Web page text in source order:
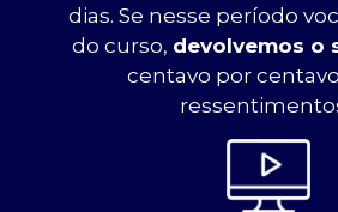
dias. Se nesse período
do curso, devolvemos o
centavo por